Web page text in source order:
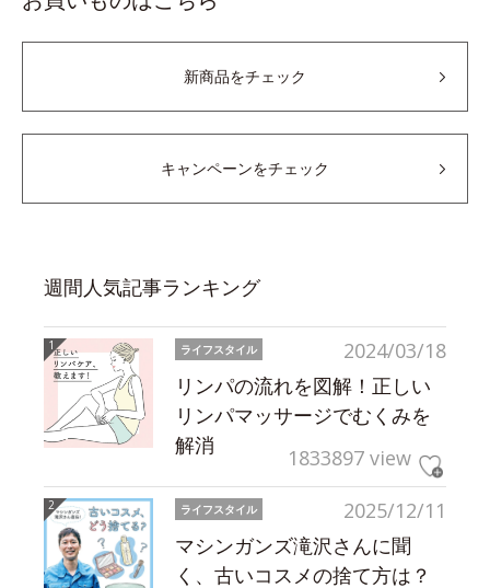
新商品をチェック
キャンペーンをチェック
週間人気記事ランキング
2024/03/18
ライフスタイル
リンパの流れを図解！正しい
リンパマッサージでむくみを
解消
1833897 view
2025/12/11
ライフスタイル
マシンガンズ滝沢さんに聞
く、古いコスメの捨て方は？